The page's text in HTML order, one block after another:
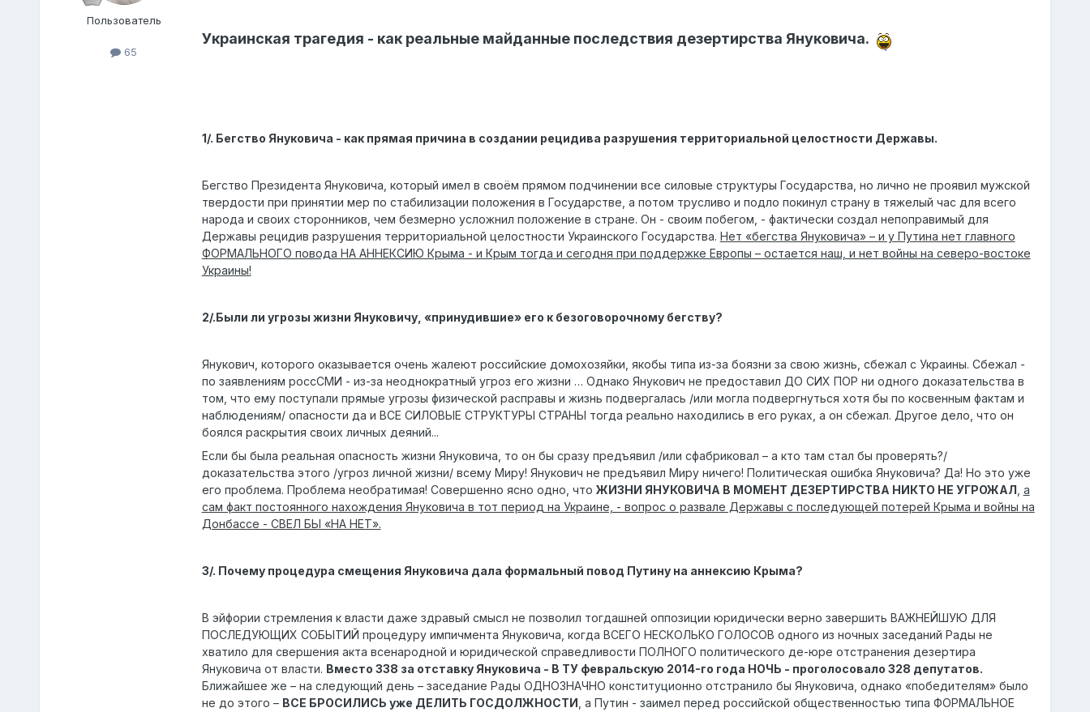
Пoльзователь
65
Украинская трагедия - как реальные майданные последствия дезертирства Януковича.
1/. Бегство Януковича - как прямая причина в создании рецидива разрушения территориальной целостности Державы.
Бегство Президента Януковича, который имел в своём прямом подчинении все силовые структуры Государства, но лично не проявил мужской
твердости при принятии мер по стабилизации положения в Государстве, а потом трусливо и подло покинул страну в тяжелый час для всего
народа и своих сторонников, чем безмерно усложнил положение в стране. Он - своим побегом, - фактически создал непоправимый для
Державы рецидив разрушения территориальной целостности Украинского Государства. Нет «бегства Януковича» – и у Путина нет главного
ФОРМАЛЬНОГО повода НА АННЕКСИЮ Крыма - и Крым тогда и сегодня при поддержке Европы – остается наш, и нет войны на северо-востоке
Украины!
2/.Были ли угрозы жизни Януковичу, «принудившие» его к безоговорочному бегству?
Янукович, которого оказывается очень жалеют российские домохозяйки, якобы типа из-за боязни за свою жизнь, сбежал с Украины. Сбежал -
по заявлениям россСМИ - из-за неоднократный угроз его жизни … Однако Янукович не предоставил ДО СИХ ПОР ни одного доказательства в
том, что ему поступали прямые угрозы физической расправы и жизнь подвергалась /или могла подвергнуться хотя бы по косвенным фактам и
наблюдениям/ опасности да и ВСЕ СИЛОВЫЕ СТРУКТУРЫ СТРАНЫ тогда реально находились в его руках, а он сбежал. Другое дело, что он
боялся раскрытия своих личных деяний...
Если бы была реальная опасность жизни Януковича, то он бы сразу предъявил /или сфабриковал – а кто там стал бы проверять?/
доказательства этого /угроз личной жизни/ всему Миру! Янукович не предъявил Миру ничего! Политическая ошибка Януковича? Да! Но это уже
его проблема. Проблема необратимая! Совершенно ясно одно, что ЖИЗНИ ЯНУКОВИЧА В МОМЕНТ ДЕЗЕРТИРСТВА НИКТО НЕ УГРОЖАЛ а
сам факт постоянного нахождения Януковича в тот период на Украине, - вопрос о развале Державы с последующей потерей Крыма и войны на
Донбассе - СВЕЛ БЫ «НА НЕТ».
3/. Почему процедура смещения Януковича дала формальный повод Путину на аннексию Крыма?
В эйфории стремления к власти даже здравый смысл не позволил тогдашней оппозиции юридически верно завершить ВАЖНЕЙШУЮ ДЛЯ
ПОСЛЕДУЮЩИХ СОБЫТИЙ процедуру импичмента Януковича, когда ВСЕГО НЕСКОЛЬКО ГОЛОСОВ одного из ночных заседаний Рады не
хватило для свершения акта всенародной и юридической справедливости ПОЛНОГО политического де-юре отстранения дезертира
Януковича от власти. Вместо 338 за отставку Януковича - В ТУ февральскую 2014-го года НОЧЬ - проголосовало 328 депутатов.
Ближайшее же – на следующий день – заседание Рады ОДНОЗНАЧНО конституционно отстранило бы Януковича, однако «победителям» было
не до этого – ВСЕ БРОСИЛИСЬ уже ДЕЛИТЬ ГОСДОЛЖНОСТИ , а Путин - заимел перед российской общественностью типа ФОРМАЛЬНОЕ